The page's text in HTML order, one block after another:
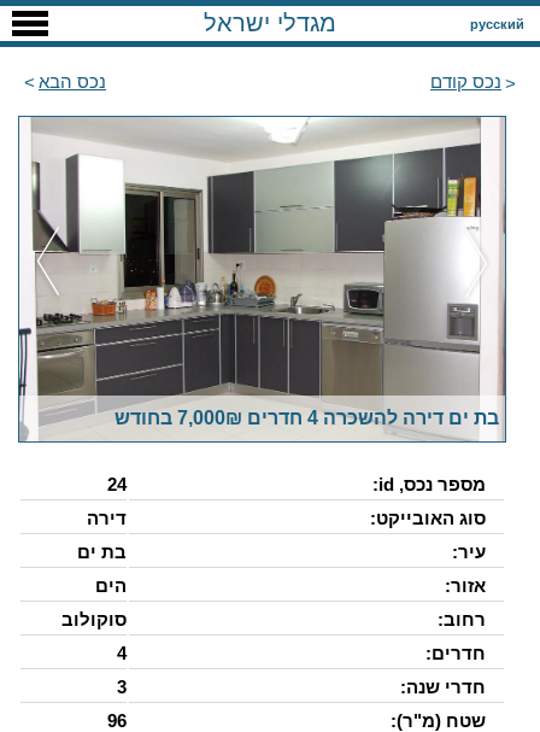
русский מגדלי ישראל
נכס קודם נכס הבא
בת ים דירה להשכרה 4 חדרים 7,000₪ בחודש
מספר נכס, id:
24
סוג האובייקט:
דירה
עיר:
בת ים
אזור:
הים
רחוב:
סוקולוב
חדרים:
4
חדרי שנה:
3
שטח (מ"ר):
96